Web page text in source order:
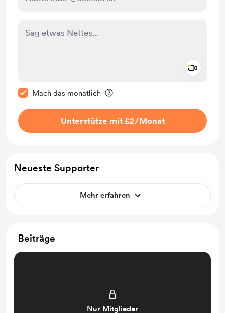
Mach das monatlich
Unterstütze mit £2/Monat
Neueste Supporter
Mehr erfahren
Beiträge
Nur Mitglieder